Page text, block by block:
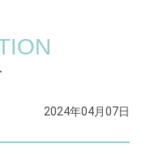
2024年04月07日